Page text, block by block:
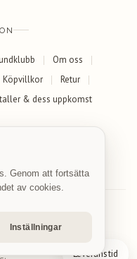
Om oss
Köpvillkor
Retur
& dess uppkomst
Genom att fortsätta
av cookies.
Inställningar